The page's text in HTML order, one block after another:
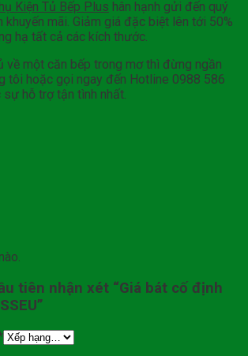
Kiện Tủ Bếp Plus hân hạnh gửi đến quý
khuyến mãi. Giảm giá đặc biệt lên tới 50%
hạ tất cả các kích thước.
về một căn bếp trong mơ thì đừng ngần
tôi hoặc gọi ngay đến Hotline 0988 586
hỗ trợ tận tình nhất.
tiên nhận xét “Giá bát cố định